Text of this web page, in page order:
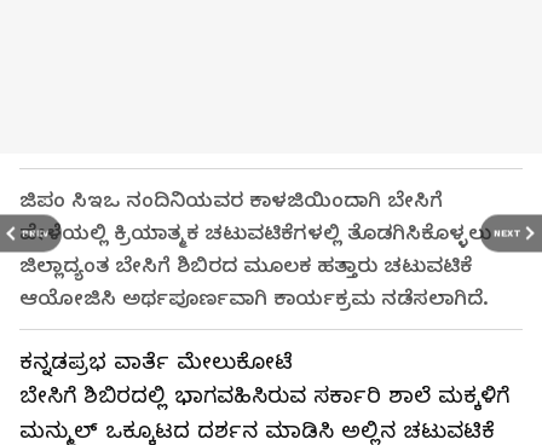
PREV NEXT
ಜಿಪಂ ಸಿಇಒ ನಂದಿನಿಯವರ ಕಾಳಜಿಯಿಂದಾಗಿ ಬೇಸಿಗೆ
ವೇಳೆಯಲ್ಲಿ ಕ್ರಿಯಾತ್ಮಕ ಚಟುವಟಿಕೆಗಳಲ್ಲಿ ತೊಡಗಿಸಿಕೊಳ್ಳಲು
ಜಿಲ್ಲಾದ್ಯಂತ ಬೇಸಿಗೆ ಶಿಬಿರದ ಮೂಲಕ ಹತ್ತಾರು ಚಟುವಟಿಕೆ
ಆಯೋಜಿಸಿ ಅರ್ಥಪೂರ್ಣವಾಗಿ ಕಾರ್ಯಕ್ರಮ ನಡೆಸಲಾಗಿದೆ.
ಕನ್ನಡಪ್ರಭ ವಾರ್ತೆ ಮೇಲುಕೋಟೆ
ಬೇಸಿಗೆ ಶಿಬಿರದಲ್ಲಿ ಭಾಗವಹಿಸಿರುವ ಸರ್ಕಾರಿ ಶಾಲೆ ಮಕ್ಕಳಿಗೆ
ಮನ್ಮುಲ್ ಒಕ್ಕೂಟದ ದರ್ಶನ ಮಾಡಿಸಿ ಅಲ್ಲಿನ ಚಟುವಟಿಕೆ